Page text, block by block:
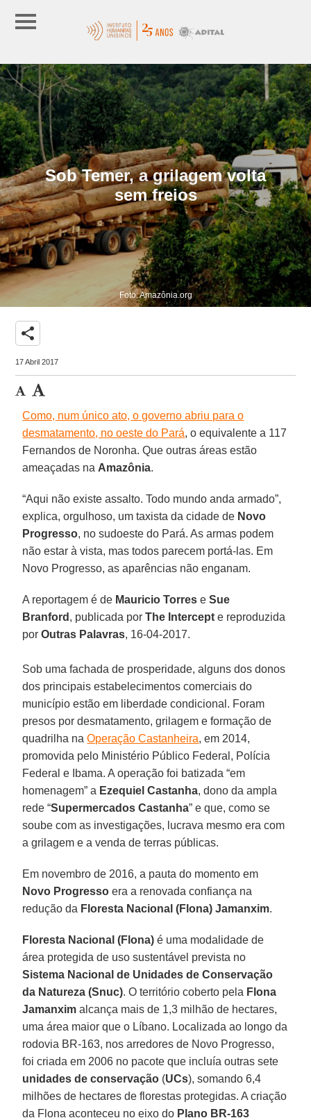
Sob Temer, a grilagem volta
sem freios
Foto: Amazônia.org
share
17 Abril 2017
Como, num único ato, o governo abriu para o
desmatamento, no oeste do Pará, o equivalente a 117
Fernandos de Noronha. Que outras áreas estão
ameaçadas na Amazônia.
“Aqui não existe assalto. Todo mundo anda armado”,
explica, orgulhoso, um taxista da cidade de Novo
Progresso, no sudoeste do Pará. As armas podem
não estar à vista, mas todos parecem portá-las. Em
Novo Progresso, as aparências não enganam.
A reportagem é de Mauricio Torres eSue
Branford , publicada por The Intercept e reproduzida
porOutras Palavras, 16-04-2017.
Sob uma fachada de prosperidade, alguns dos donos
dos principais estabelecimentos comerciais do
município estão em liberdade condicional. Foram
presos por desmatamento, grilagem e formação de
quadrilha naOperação Castanheira, em 2014,
promovida pelo Ministério Público Federal, Polícia
Federal e Ibama. A operação foi batizada “em
homenagem” a Ezequiel Castanha, dono da ampla
rede “Supermercados Castanha” e que, como se
soube com as investigações, lucrava mesmo era com
a grilagem e a venda de terras públicas.
Em novembro de 2016, a pauta do momento em
Novo Progresso era a renovada confiança na
redução da Floresta Nacional (Flona) Jamanxim.
Floresta Nacional (Flona) é uma modalidade de
área protegida de uso sustentável prevista no
Sistema Nacional de Unidades de Conservação
da Natureza (Snuc). O território coberto pela Flona
Jamanxim alcança mais de 1,3 milhão de hectares,
uma área maior que o Líbano. Localizada ao longo da
rodovia BR-163, nos arredores de Novo Progresso,
foi criada em 2006 no pacote que incluía outras sete
unidades de conservação (UCs), somando 6,4
milhões de hectares de florestas protegidas. A criação
da Flona aconteceu no eixo do Plano BR-163